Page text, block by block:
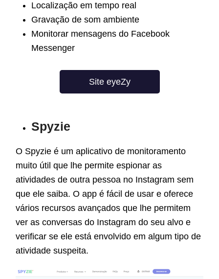
Localização em tempo real
Gravação de som ambiente
Monitorar mensagens do Facebook
Messenger
Site eyeZy
Spyzie
O Spyzie é um aplicativo de monitoramento
muito útil que lhe permite espionar as
atividades de outra pessoa no Instagram sem
que ele saiba. O app é fácil de usar e oferece
vários recursos avançados que lhe permitem
ver as conversas do Instagram do seu alvo e
verificar se ele está envolvido em algum tipo de
atividade suspeita.